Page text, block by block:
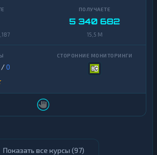
5 340 682
15,5 M
/0
Показать все курсы (97)